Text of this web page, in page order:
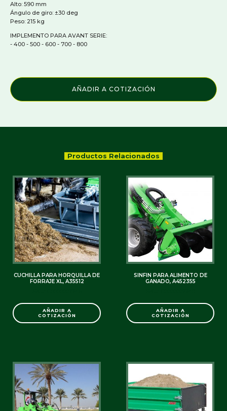
Alto: 590 mm
Ángulo de giro: ±30 deg
Peso: 215 kg
IMPLEMENTO PARA AVANT SERIE:
- 400 - 500 - 600 - 700 - 800
AÑADIR A COTIZACIÓN
Productos Relacionados
CUCHILLA PARA HORQUILLA DE
FORRAJE XL, A35512
AÑADIR A
COTIZACIÓN
SINFIN PARA ALIMENTO DE
GANADO, A452355
AÑADIR A
COTIZACIÓN